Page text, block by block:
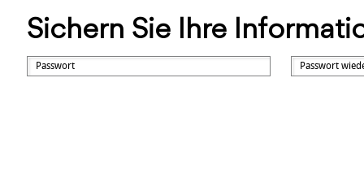
Sichern Sie Ihre